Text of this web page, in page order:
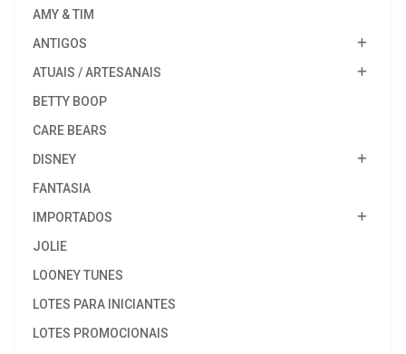
AMY & TIM
ANTIGOS
ATUAIS / ARTESANAIS
BETTY BOOP
CARE BEARS
DISNEY
FANTASIA
IMPORTADOS
JOLIE
LOONEY TUNES
LOTES PARA INICIANTES
LOTES PROMOCIONAIS